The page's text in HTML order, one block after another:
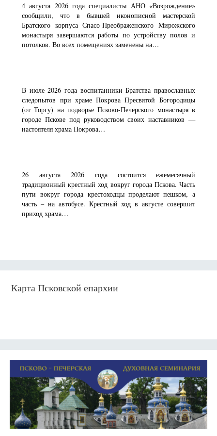
4 августа 2026 года специалисты АНО «Возрождение»
сообщили, что в бывшей иконописной мастерской
Братского корпуса Спасо-Преображенского Мирожского
монастыря завершаются работы по устройству полов и
потолков. Во всех помещениях заменены на…
В июле 2026 года воспитанники Братства православных
следопытов при храме Покрова Пресвятой Богородицы
(от Торгу) на подворье Псково-Печерского монастыря в
городе Пскове под руководством своих наставников —
настоятеля храма Покрова…
26 августа 2026 года состоится ежемесячный
традиционный крестный ход вокруг города Пскова. Часть
пути вокруг города крестоходцы проделают пешком, а
часть – на автобусе. Крестный ход в августе совершит
приход храма…
Карта Псковской епархии